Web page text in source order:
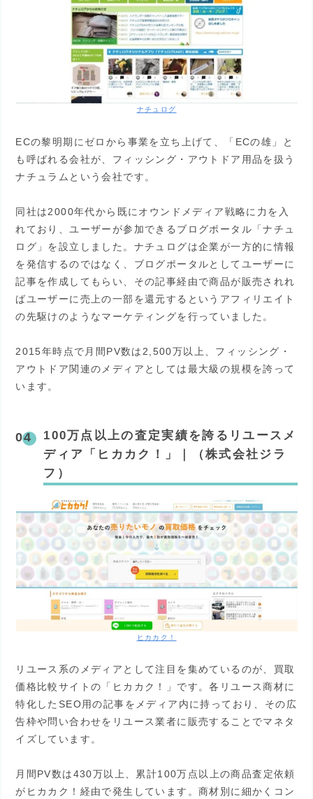
ナチュログ
ECの黎明期にゼロから事業を立ち上げて、「ECの雄」と
も呼ばれる会社が、フィッシング・アウトドア用品を扱う
ナチュラムという会社です。
同社は2000年代から既にオウンドメディア戦略に力を入
れており、ユーザーが参加できるブログポータル「ナチュ
ログ」を設立しました。ナチュログは企業が一方的に情報
を発信するのではなく、ブログポータルとしてユーザーに
記事を作成してもらい、その記事経由で商品が販売されれ
ばユーザーに売上の一部を還元するというアフィリエイト
の先駆けのようなマーケティングを行っていました。
2015年時点で月間PV数は2,500万以上、フィッシング・
アウトドア関連のメディアとしては最大級の規模を誇って
います。
100万点以上の査定実績を誇るリユースメ
ディア「ヒカカク！」｜（株式会社ジラ
フ）
ヒカカク！
リユース系のメディアとして注目を集めているのが、買取
価格比較サイトの「ヒカカク！」です。各リユース商材に
特化したSEO用の記事をメディア内に持っており、その広
告枠や問い合わせをリユース業者に販売することでマネタ
イズしています。
月間PV数は430万以上、累計100万点以上の商品査定依頼
がヒカカク！経由で発生しています。商材別に細かくコン